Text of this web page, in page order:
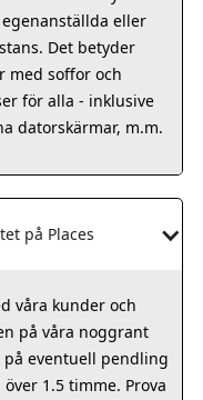
eller
Det betyder
med soffor och
för alla - inklusive
datorskärmar, m.m.
på Places
våra kunder och
på våra noggrant
eventuell pendling
1.5 timme. Prova